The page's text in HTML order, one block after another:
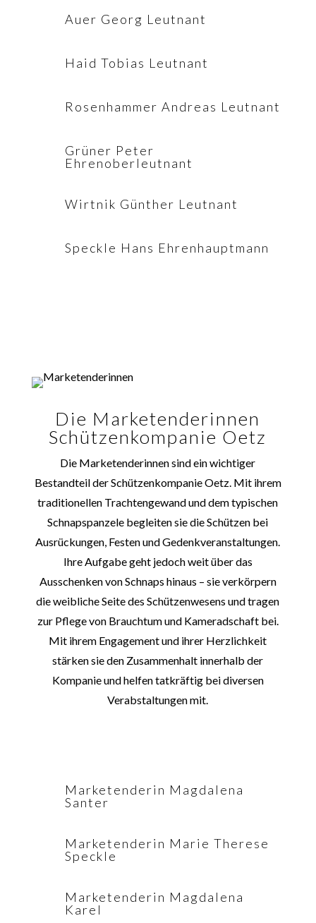
Auer Georg Leutnant
Haid Tobias Leutnant
Rosenhammer Andreas Leutnant
Grüner Peter
Ehrenoberleutnant
Wirtnik Günther Leutnant
Speckle Hans Ehrenhauptmann
Die Marketenderinnen
Schützenkompanie Oetz
Die Marketenderinnen sind ein wichtiger
Bestandteil der Schützenkompanie Oetz. Mit ihrem
traditionellen Trachtengewand und dem typischen
Schnapspanzele begleiten sie die Schützen bei
Ausrückungen, Festen und Gedenkveranstaltungen.
Ihre Aufgabe geht jedoch weit über das
Ausschenken von Schnaps hinaus – sie verkörpern
die weibliche Seite des Schützenwesens und tragen
zur Pflege von Brauchtum und Kameradschaft bei.
Mit ihrem Engagement und ihrer Herzlichkeit
stärken sie den Zusammenhalt innerhalb der
Kompanie und helfen tatkräftig bei diversen
Verabstaltungen mit.
Marketenderin Magdalena
Santer
Marketenderin Marie Therese
Speckle
Marketenderin Magdalena
Karel